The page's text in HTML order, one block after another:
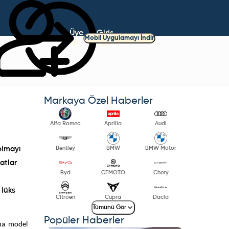
Üye
Ol
Giriş
Yap
Mobil Uygulamayı İndir
lüks
model
Markaya Özel Haberler
Alfa Romeo Aprilia Audi
Bentley BMW BMW Motor
Byd CFMOTO Chery
Citroen Cupra Dacia
Tümünü Gör
Popüler Haberler